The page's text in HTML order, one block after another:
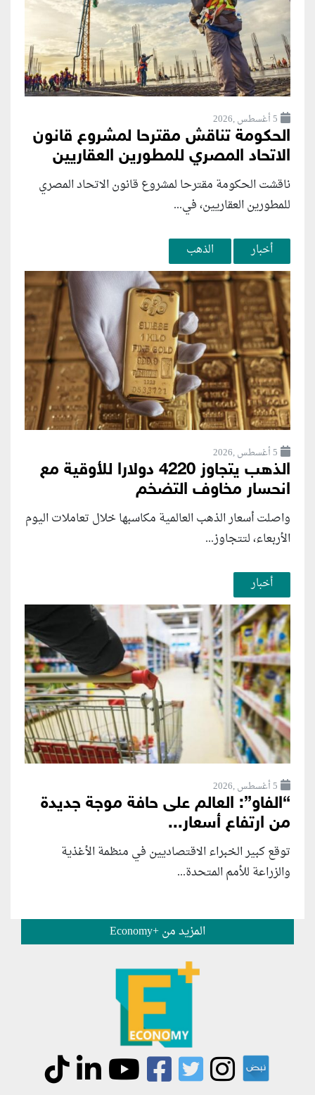
5 أغسطس ,2026
الحكومة تناقش مقترحا لمشروع قانون
الاتحاد المصري للمطورين العقاريين
ناقشت الحكومة مقترحا لمشروع قانون الاتحاد المصري
للمطورين العقاريين، في...
أخبار الذهب
5 أغسطس ,2026
الذهب يتجاوز 4220 دولارا للأوقية مع
انحسار مخاوف التضخم
واصلت أسعار الذهب العالمية مكاسبها خلال تعاملات اليوم
الأربعاء، لتتجاوز...
أخبار
5 أغسطس ,2026
“الفاو”: العالم على حافة موجة جديدة
من ارتفاع أسعار...
توقع كبير الخبراء الاقتصاديين في منظمة الأغذية
والزراعة للأمم المتحدة...
المزيد من +Economy